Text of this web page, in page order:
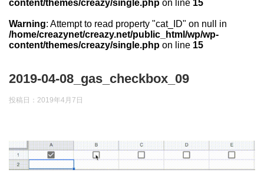
content/themes/creazy/single.php on line 15
Warning: Attempt to read property "cat_ID" on null in
/home/creazynet/creazy.net/public_html/wp/wp-
content/themes/creazy/single.php on line 15
2019-04-08_gas_checkbox_09
投稿日： 2019年4月7日